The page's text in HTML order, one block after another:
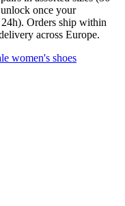
once your
Orders ship within
across Europe.
women's shoes